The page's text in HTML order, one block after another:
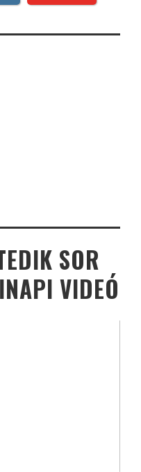
SOR
VIDEÓ